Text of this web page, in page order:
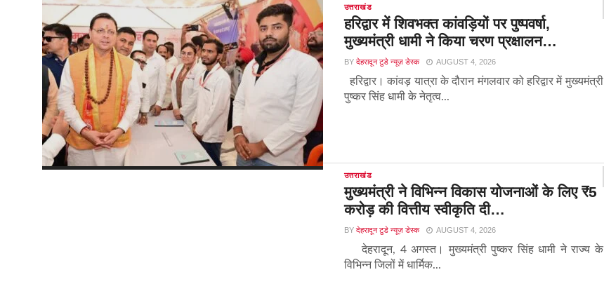
उत्तराखंड
हरिद्वार में शिवभक्त कांवड़ियों पर पुष्पवर्षा,
मुख्यमंत्री धामी ने किया चरण प्रक्षालन…
BY देहरादून टुडे न्यूज़ डेस्क AUGUST 4, 2026
हरिद्वार। कांवड़ यात्रा के दौरान मंगलवार को हरिद्वार में मुख्यमंत्री
पुष्कर सिंह धामी के नेतृत्व...
उत्तराखंड
मुख्यमंत्री ने विभिन्न विकास योजनाओं के लिए ₹5
करोड़ की वित्तीय स्वीकृति दी…
BY देहरादून टुडे न्यूज़ डेस्क AUGUST 4, 2026
देहरादून, 4 अगस्त। मुख्यमंत्री पुष्कर सिंह धामी ने राज्य के
विभिन्न जिलों में धार्मिक...